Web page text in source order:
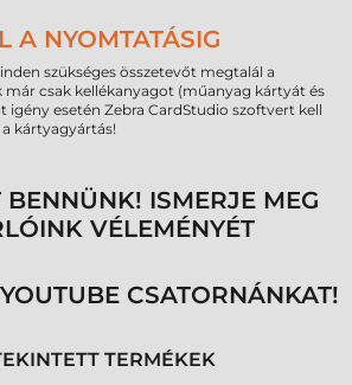
A NYOMTATÁSIG
szükséges összetevőt megtalál a
már csak kellékanyagot (műanyag kártyát és
igény esetén Zebra CardStudio szoftvert kell
kártyagyártás!
BENNÜNK! ISMERJE MEG
VÉLEMÉNYÉT
CSATORNÁNKAT!
TERMÉKEK